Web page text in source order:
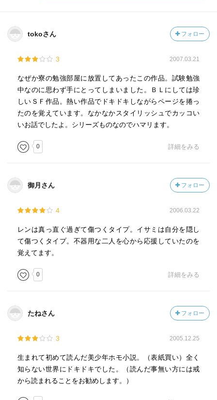
tokoさん フォロー
3 2007.03.21
なぜか寮の勉強部屋に放置してあったこの作品。試験勉強
中なのに思わず手にとってしまいました。ＢＬにしては珍
しいＳＦ作品。熱い作品でドキドキしながらページを捲っ
たのを覚えています。なかなかスタイリッシュでカッコい
いお話でしたよ。シリーズものなのでハマリます。
0 詳細をみる
御月さん フォロー
4 2006.03.22
レンは真っ直ぐ過ぎて傷つくタイプ。イサミは自分を隠し
て傷つくタイプ。不器用な二人を心から応援していたのを
覚えてます。
0 詳細をみる
たねさん フォロー
3 2005.12.25
生まれて初めて読んだ美少年ホモ小説。（表紙買い）全く
知らない世界にドキドキでした。（読んだ事無い方には戒
から読まれることをお勧めします。）